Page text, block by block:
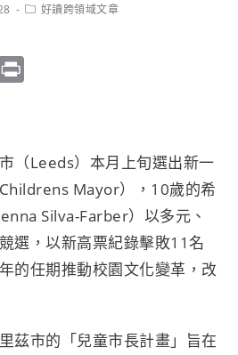
好讀跨領域文章
t
（Leeds）本月上旬選出新一
Mayor），10歲的希
Silva-Farber）以多元、
選，以新高票紀錄擊敗11名
的任期推動校園文化變革，改
茲市的「兒童市長計畫」旨在